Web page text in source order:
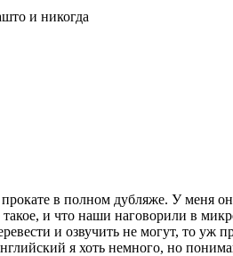
и никогда
в полном дубляже. У меня
такое, и что наши наговорили в
и озвучить не могут, то уж
я хоть немного, но